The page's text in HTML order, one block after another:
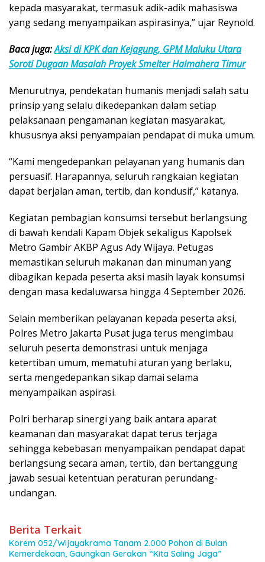
kepada masyarakat, termasuk adik-adik mahasiswa
yang sedang menyampaikan aspirasinya,” ujar Reynold.
Baca juga:Aksi di KPK dan Kejagung, GPM Maluku Utara
Soroti Dugaan Masalah Proyek Smelter Halmahera Timur
Menurutnya, pendekatan humanis menjadi salah satu
prinsip yang selalu dikedepankan dalam setiap
pelaksanaan pengamanan kegiatan masyarakat,
khususnya aksi penyampaian pendapat di muka umum.
“Kami mengedepankan pelayanan yang humanis dan
persuasif. Harapannya, seluruh rangkaian kegiatan
dapat berjalan aman, tertib, dan kondusif,” katanya.
Kegiatan pembagian konsumsi tersebut berlangsung
di bawah kendali Kapam Objek sekaligus Kapolsek
Metro Gambir AKBP Agus Ady Wijaya. Petugas
memastikan seluruh makanan dan minuman yang
dibagikan kepada peserta aksi masih layak konsumsi
dengan masa kedaluwarsa hingga 4 September 2026.
Selain memberikan pelayanan kepada peserta aksi,
Polres Metro Jakarta Pusat juga terus mengimbau
seluruh peserta demonstrasi untuk menjaga
ketertiban umum, mematuhi aturan yang berlaku,
serta mengedepankan sikap damai selama
menyampaikan aspirasi.
Polri berharap sinergi yang baik antara aparat
keamanan dan masyarakat dapat terus terjaga
sehingga kebebasan menyampaikan pendapat dapat
berlangsung secara aman, tertib, dan bertanggung
jawab sesuai ketentuan peraturan perundang-
undangan.
Berita Terkait
Korem 052/Wijayakrama Tanam 2.000 Pohon di Bulan
Kemerdekaan, Gaungkan Gerakan “Kita Saling Jaga”